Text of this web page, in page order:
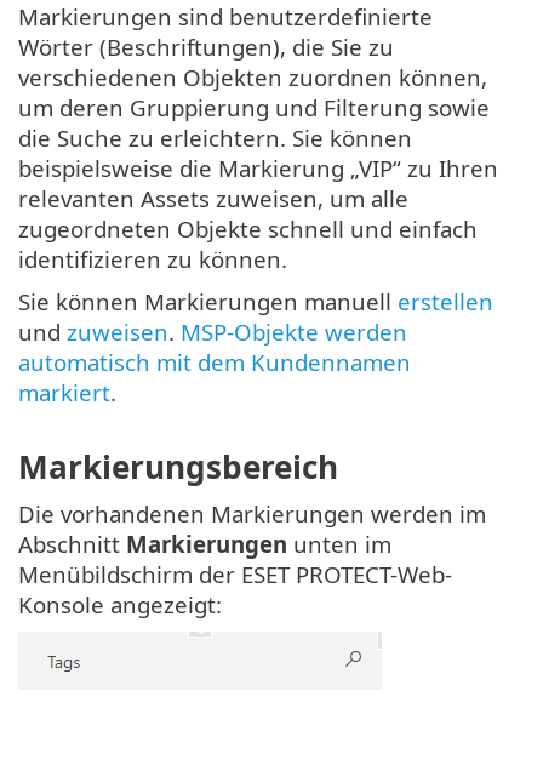
Markierungen sind benutzerdefinierte
Wörter (Beschriftungen), die Sie zu
verschiedenen Objekten zuordnen können,
um deren Gruppierung und Filterung sowie
die Suche zu erleichtern. Sie können
beispielsweise die Markierung „VIP“ zu Ihren
relevanten Assets zuweisen, um alle
zugeordneten Objekte schnell und einfach
identifizieren zu können.
Sie können Markierungen manuell erstellen
und zuweisen. MSP-Objekte werden
automatisch mit dem Kundennamen
markiert.
Markierungsbereich
Die vorhandenen Markierungen werden im
Abschnitt Markierungen unten im
Menübildschirm der ESET PROTECT-Web-
Konsole angezeigt: